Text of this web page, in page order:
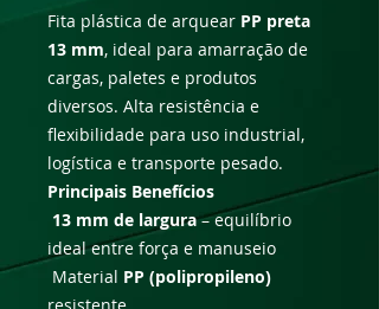
Fita plástica de arquear PP preta
13 mm, ideal para amarração de
cargas, paletes e produtos
diversos. Alta resistência e
flexibilidade para uso industrial,
logística e transporte pesado.
Principais Benefícios
13 mm de largura– equilíbrio
ideal entre força e manuseio
Material PP (polipropileno)